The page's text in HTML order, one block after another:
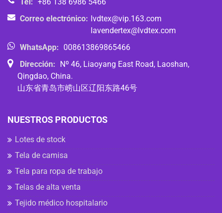
Correo electrónico: lvdtex@vip.163.com
lavendertex@lvdtex.com
WhatsApp: 008613869865466
Dirección: Nº 46, Liaoyang East Road, Laoshan,
Qingdao, China.
山东省青岛市崂山区辽阳东路46号
NUESTROS PRODUCTOS
Lotes de stock
Tela de camisa
Tela para ropa de trabajo
Telas de alta venta
Tejido médico hospitalario